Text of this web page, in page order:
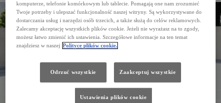
komputerze, telefonie komórkowym lub tablecie. Pomagają one nam zrozumieć
Twoje potrzeby i ulepszać funkcjonalność naszej witryny. Są wykorzystywane do
dostarczania usług i narzędzi osób trzecich, a także służą do celów reklamowych.
Zalecamy akceptację wszystkich plików cookie. Jeżeli nie wyrażasz na to zgody,
możesz łatwo zmienić ich ustawienia. Szczegółowe informacje na ten temat
znajdziesz w naszej Polityce plików cookie.
Odrzuć wszystkie Zaakceptuj wszystkie
Ustawienia plików cookie